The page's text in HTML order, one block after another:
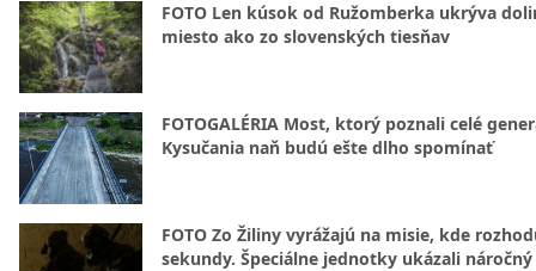
FOTO Len kúsok od Ružomberka ukrýva
miesto ako zo slovenských tiesňav
FOTOGALÉRIA Most, ktorý poznali celé
Kysučania naň budú ešte dlho spomínať
FOTO Zo Žiliny vyrážajú na misie, kde
sekundy. Špeciálne jednotky ukázali